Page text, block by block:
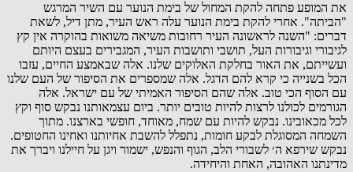
את המופע פתחה להקת המחול של בימת הנוער עם השיר המרגש
"הביתה". אחרי להקת בימת הנוער עלה ראש העיר, מתן דיל, לשאת
דברים: "השנה לראשונה העיר רחובות משיאה משואות בהוקרה אין קץ
לגיבורי וגיבורות העל, תושבי ותושבות העיר, המגבירים בעצם היותם
ועשייתם, את האור בחלקת האלוקים שלנו. אלה שבאמצע החיים, עזבו
הכל בשנייה כי קרא להם הדגל. אלה שמספרים את הסיפור של העם שלנו
עם הסוף הכי טוב. אלה שהם הסיפור האמיתי של עם ישראל. אלה
הגורמים לכולנו לרצות להיות טובים יותר. ביום עצמאותנו נבקש סוף וקץ
לכל מכאובינו. נבקש להיות עם שמח, מאוחד, חופשי בארצנו. מתוך
השמחה המסוגלת לבקע חומות, נתפלל להשבת אחיותנו ואחינו החטופים.
נבקש שירפא ה׳ לשבורי הלב, הגוף והנפש, ישמור ויגן על חיילנו ויברך את
מדינתנו האהובה, האחת והיחידה.